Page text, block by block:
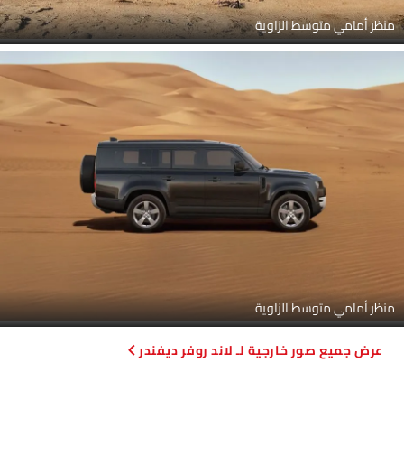
منظر أمامي متوسط الزاوية
منظر أمامي متوسط الزاوية
صور خارجية لـ لاند روفر ديفندر